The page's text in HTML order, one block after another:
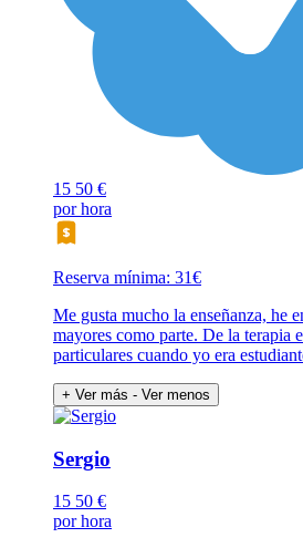
15 50 €
por hora
Reserva mínima: 31€
Me gusta mucho la enseñanza, he
mayores como parte. De la terapia
particulares cuando yo era
+ Ver más - Ver menos
Sergio
15 50 €
por hora